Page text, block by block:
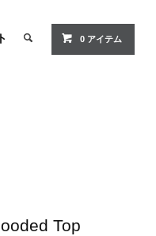
0 アイテム
Top